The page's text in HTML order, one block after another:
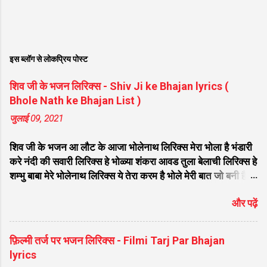
इस ब्लॉग से लोकप्रिय पोस्ट
शिव जी के भजन लिरिक्स - Shiv Ji ke Bhajan lyrics (
Bhole Nath ke Bhajan List )
जुलाई 09, 2021
शिव जी के भजन आ लौट के आजा भोलेनाथ लिरिक्स मेरा भोला है भंडारी
करे नंदी की सवारी लिरिक्स हे भोळ्या शंकरा आवड तुला बेलाची लिरिक्स हे
शम्भु बाबा मेरे भोलेनाथ लिरिक्स ये तेरा करम है भोले मेरी बात जो बनी है
गुलशन सा मेरे भोलेनाथ आये है लिरिक्स नगर में जोगी आया भेद कोई
समझ ना पाया लिरिक्स शिवजी तेरे द्वार हम भी आयेंगे लिरिक्स सांसो की
माला पे सिमरु मै शिव का नाम लिरिक्स डम डम डमरू बजाना होगा भोले
मेरी कुटिया में आना होगा लिरिक्स मेरे भोले से भोले बाबा लिरिक्स भोलेनाथ
का चेला लिरिक्स भोले चेला बना लेना लिरिक्स सिर पे विराजे गंगा की धार
और पढ़ें
फ़िल्मी तर्ज पर भजन लिरिक्स - Filmi Tarj Par Bhajan
lyrics